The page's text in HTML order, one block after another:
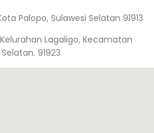
Palopo, Sulawesi Selatan 91913
Lagaligo, Kecamatan
91923